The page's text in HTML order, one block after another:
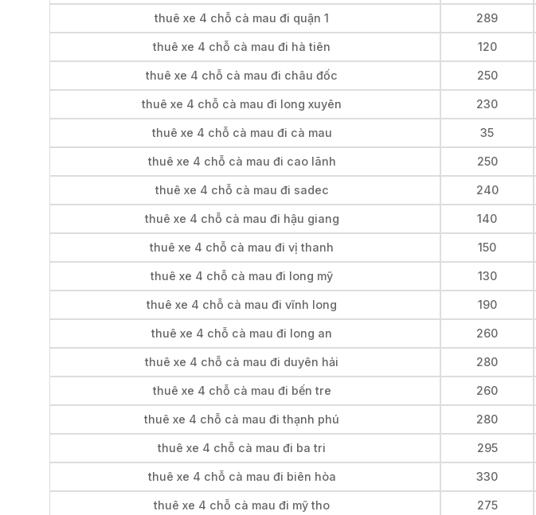
thuê xe 4 chỗ cà mau đi quận 1 289
thuê xe 4 chỗ cà mau đi hà tiên 120
thuê xe 4 chỗ cà mau đi châu đốc 250
thuê xe 4 chỗ cà mau đi long xuyên 230
thuê xe 4 chỗ cà mau đi cà mau 35
thuê xe 4 chỗ cà mau đi cao lãnh 250
thuê xe 4 chỗ cà mau đi sadec 240
thuê xe 4 chỗ cà mau đi hậu giang 140
thuê xe 4 chỗ cà mau đi vị thanh 150
thuê xe 4 chỗ cà mau đi long mỹ 130
thuê xe 4 chỗ cà mau đi vĩnh long 190
thuê xe 4 chỗ cà mau đi long an 260
thuê xe 4 chỗ cà mau đi duyên hải 280
thuê xe 4 chỗ cà mau đi bến tre 260
thuê xe 4 chỗ cà mau đi thạnh phú 280
thuê xe 4 chỗ cà mau đi ba tri 295
thuê xe 4 chỗ cà mau đi biên hòa 330
thuê xe 4 chỗ cà mau đi mỹ tho 275